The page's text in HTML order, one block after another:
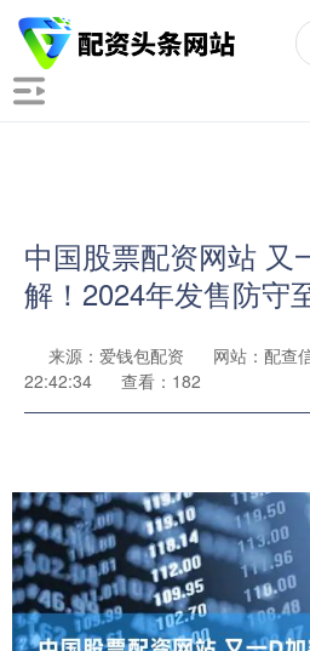
中国股票配资网站 又
解！2024年发售防守
来源：爱钱包配资 网站：配查
22:42:34
查看：182